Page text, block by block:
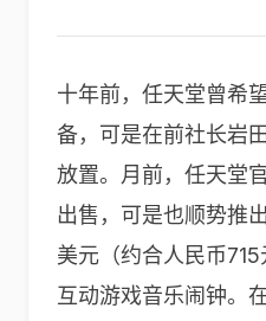
十年前，任天堂曾希
备，可是在前社长岩
放置。月前，任天堂
出售，可是也顺势推
美元（约合人民币
互动游戏音乐闹钟。